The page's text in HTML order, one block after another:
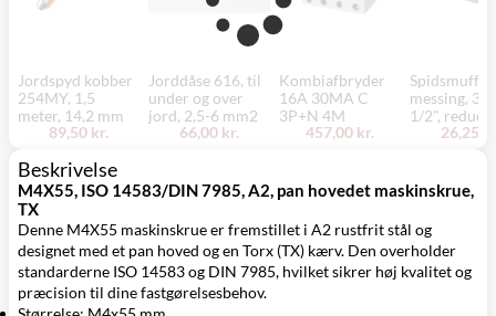
Jordspyd kobber
254MY, 1,5
meter, 14,2 mm
89,50 kr.
Jorddåse 616, til
under og over
jord, 2,5-6 mm2
66,00 kr.
Kombiafbryder
16A 30MA C
3P+N 4M
457,00 kr.
Spidsmuffe,
messing, 3/
1/2",
26,25
Beskrivelse
M4X55, ISO 14583/DIN 7985, A2, pan hovedet maskinskrue,
TX
Denne M4X55 maskinskrue er fremstillet i A2 rustfrit stål og
designet med et pan hoved og en Torx (TX) kærv. Den overholder
standarderne ISO 14583 og DIN 7985, hvilket sikrer høj kvalitet og
præcision til dine fastgørelsesbehov.